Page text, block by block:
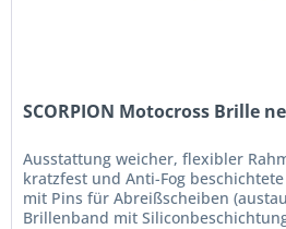
SCORPION Motocross Brille
Ausstattung weicher, flexibler
kratzfest und Anti-Fog
mit Pins für Abreißscheiben
Brillenband mit